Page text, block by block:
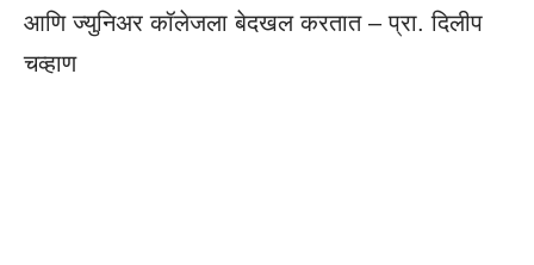
आणि ज्युनिअर कॉलेजला बेदखल करतात – प्रा. दिलीप
चव्हाण